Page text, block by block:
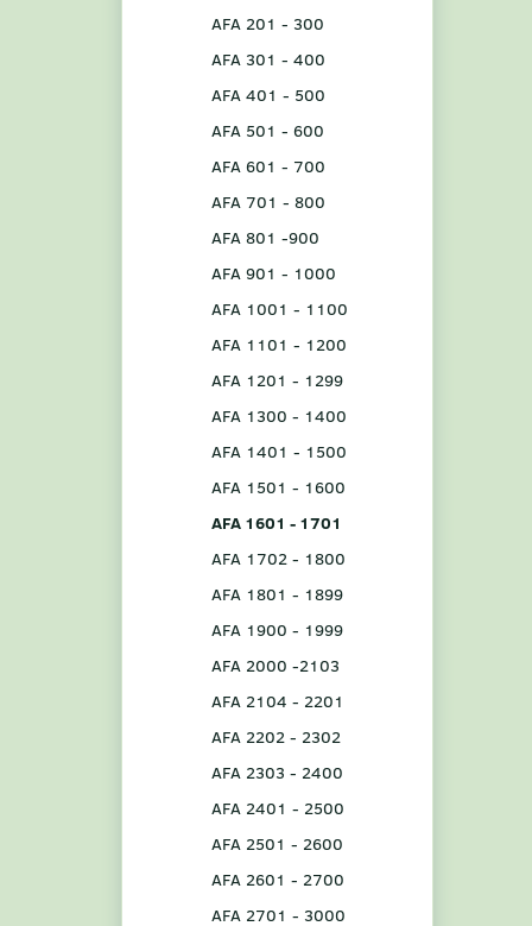
AFA 201 - 300
AFA 301 - 400
AFA 401 - 500
AFA 501 - 600
AFA 601 - 700
AFA 701 - 800
AFA 801 -900
AFA 901 - 1000
AFA 1001 - 1100
AFA 1101 - 1200
AFA 1201 - 1299
AFA 1300 - 1400
AFA 1401 - 1500
AFA 1501 - 1600
AFA 1601 - 1701
AFA 1702 - 1800
AFA 1801 - 1899
AFA 1900 - 1999
AFA 2000 -2103
AFA 2104 - 2201
AFA 2202 - 2302
AFA 2303 - 2400
AFA 2401 - 2500
AFA 2501 - 2600
AFA 2601 - 2700
AFA 2701 - 3000